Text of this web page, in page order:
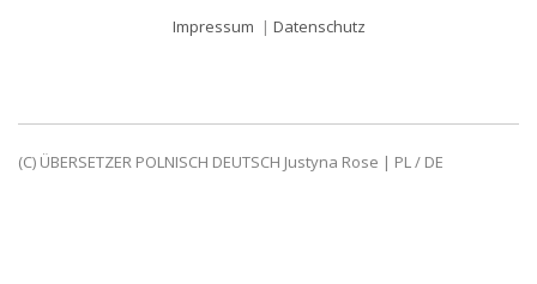
Impressum | Datenschutz
(C) ÜBERSETZER POLNISCH DEUTSCH Justyna Rose | PL / DE